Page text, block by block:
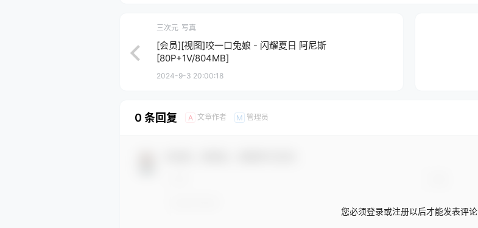
三次元 写真
[会员][视图]咬一口兔娘 - 闪耀夏日 阿尼斯
[80P+1V/804MB]
2024-9-3 20:00:18
0 条回复 A 文章作者 M 管理员
您必须登录或注册以后才能发表评论